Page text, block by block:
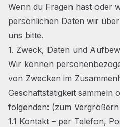
Wenn du Fragen hast oder
persönlichen Daten wir
uns bitte.
1. Zweck, Daten und
Wir können
von Zwecken im
Geschäftstätigkeit sammeln
folgenden: (zum
1.1 Kontakt – per Telefon,